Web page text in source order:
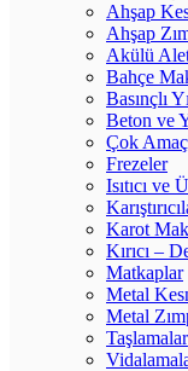
Ahşap
Ahşap
Akülü
Bahçe
Basınçlı
Beton ve
Çok
Frezeler
Isıtıcı ve
Karot
Kırıcı –
Matkaplar
Metal
Metal
Taşlamalar